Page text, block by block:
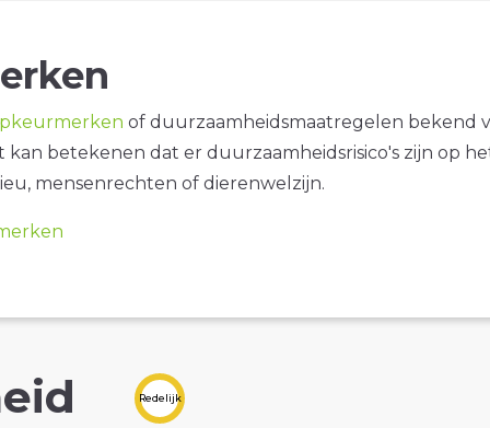
of duurzaamheidsmaatregelen bekend
kan betekenen dat er duurzaamheidsrisico's zijn op
mensenrechten of dierenwelzijn.
Redelijk